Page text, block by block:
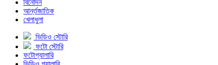
বিনোদন
আর্ন্তজাতিক
খেলাধুলা
ভিডিও স্টোরি
ফটো স্টোরি
ফটোগ্যালারি